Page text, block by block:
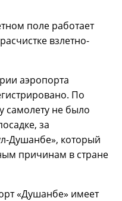
поле работает
взлетно-
аэропорта
По
не было
за
Душанбе», который
причинам в стране
«Душанбе» имеет